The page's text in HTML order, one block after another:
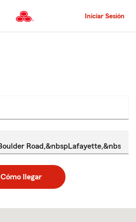
al
contenido
principal
Iniciar Sesión
Cómo llegar
to